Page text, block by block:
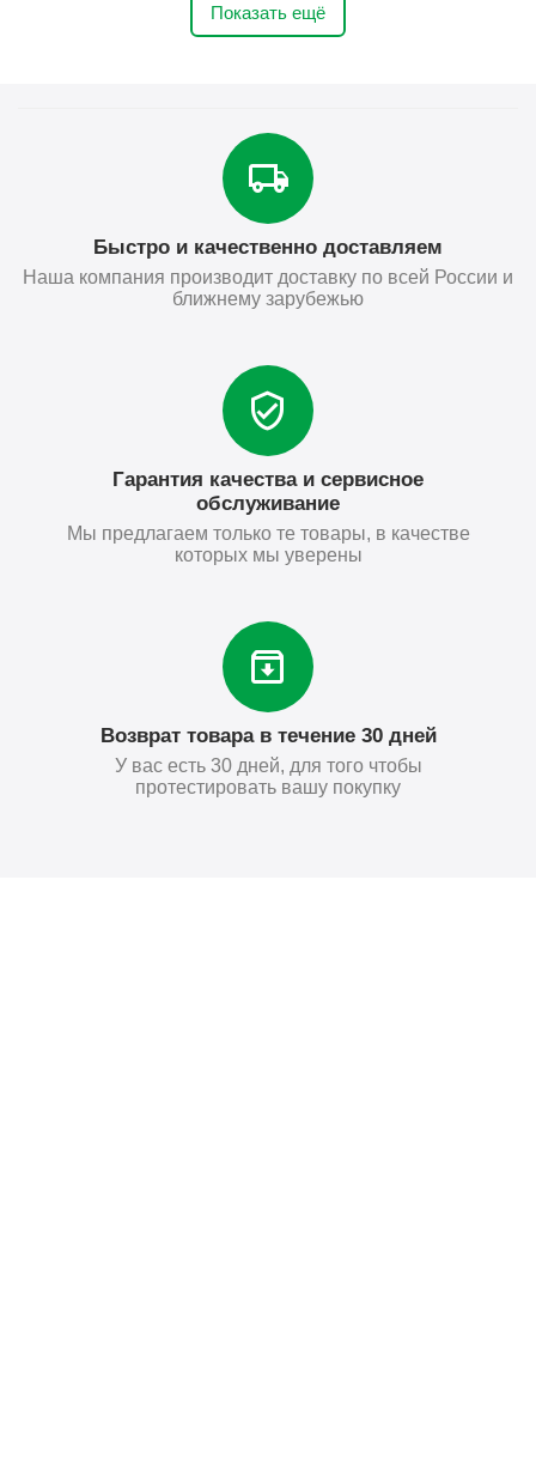
Показать ещё
Быстро и качественно доставляем
Наша компания производит доставку по всей России и
ближнему зарубежью
Гарантия качества и сервисное
обслуживание
Мы предлагаем только те товары, в качестве
которых мы уверены
Возврат товара в течение 30 дней
У вас есть 30 дней, для того чтобы
протестировать вашу покупку